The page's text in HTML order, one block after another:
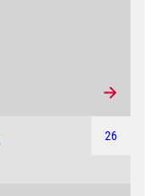
26